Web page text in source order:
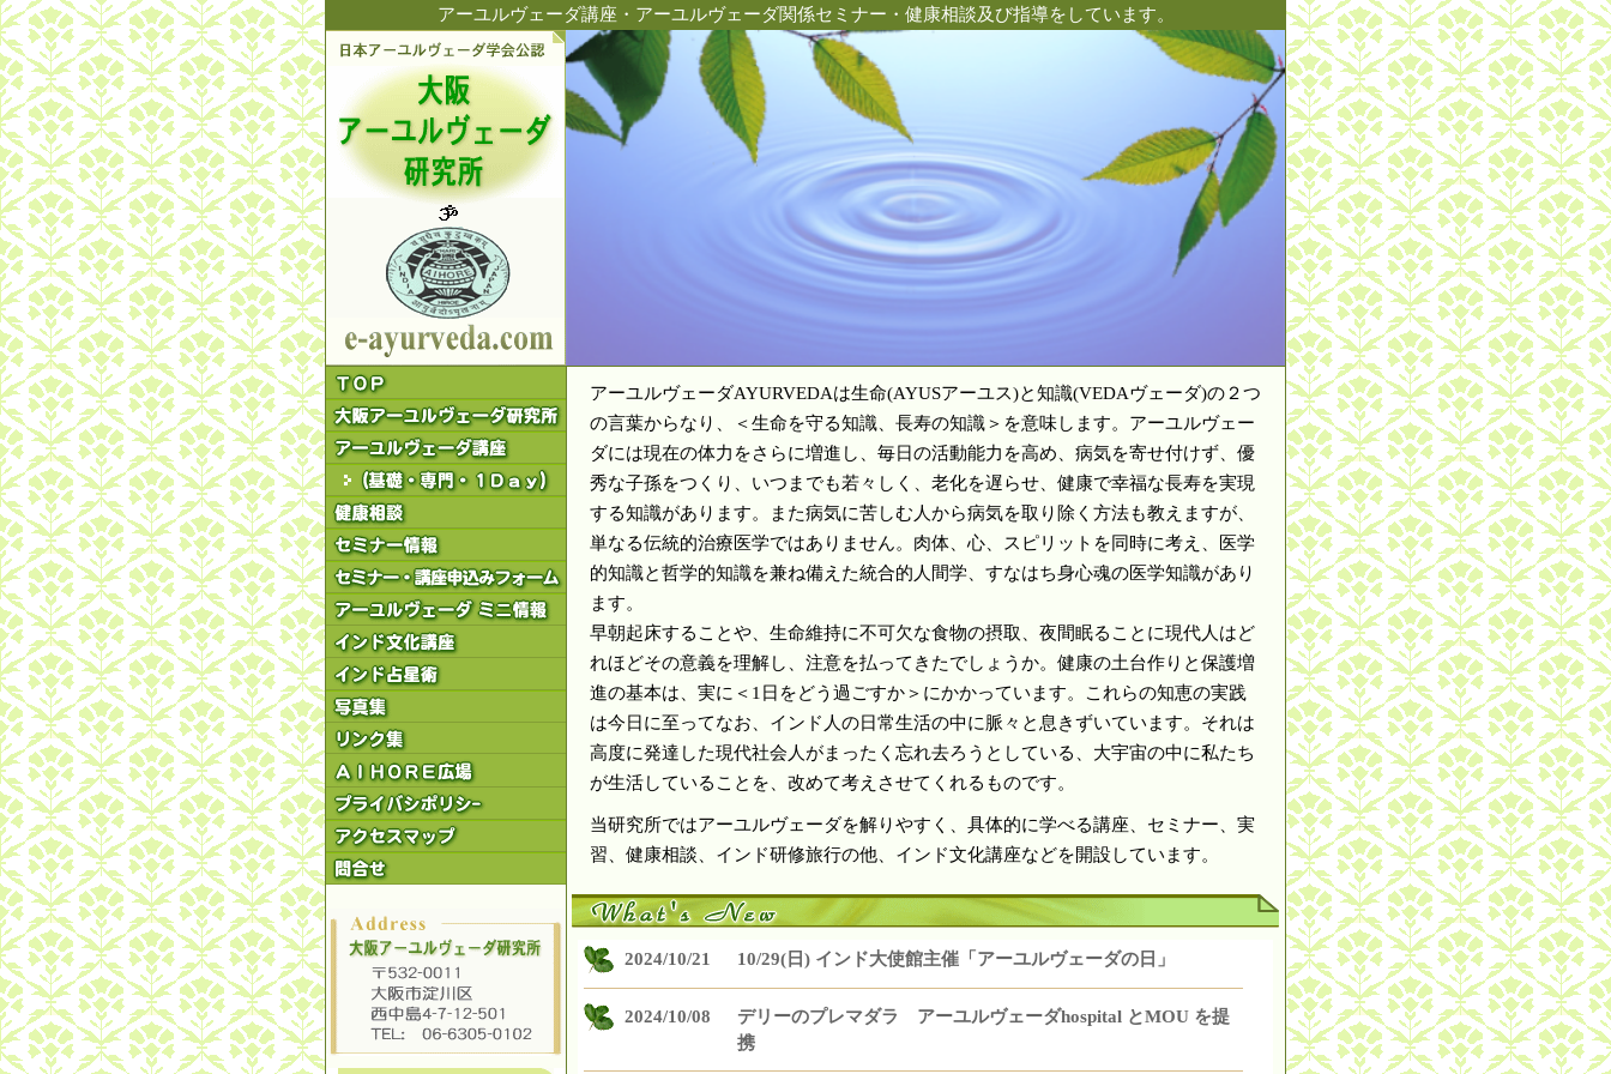
アーユルヴェーダ講座・アーユルヴェーダ関係セミナー・健康相談及び指導をしています。
アーユルヴェーダAYURVEDAは生命(AYUSアーユス)と知識(VEDAヴェーダ)の２つ
の言葉からなり、＜生命を守る知識、長寿の知識＞を意味します。アーユルヴェー
ダには現在の体力をさらに増進し、毎日の活動能力を高め、病気を寄せ付けず、優
秀な子孫をつくり、いつまでも若々しく、老化を遅らせ、健康で幸福な長寿を実現
する知識があります。また病気に苦しむ人から病気を取り除く方法も教えますが、
単なる伝統的治療医学ではありません。肉体、心、スピリットを同時に考え、医学
的知識と哲学的知識を兼ね備えた統合的人間学、すなはち身心魂の医学知識があり
ます。
早朝起床することや、生命維持に不可欠な食物の摂取、夜間眠ることに現代人はど
れほどその意義を理解し、注意を払ってきたでしょうか。健康の土台作りと保護増
進の基本は、実に＜1日をどう過ごすか＞にかかっています。これらの知恵の実践
は今日に至ってなお、インド人の日常生活の中に脈々と息きずいています。それは
高度に発達した現代社会人がまったく忘れ去ろうとしている、大宇宙の中に私たち
が生活していることを、改めて考えさせてくれるものです。
当研究所ではアーユルヴェーダを解りやすく、具体的に学べる講座、セミナー、実
習、健康相談、インド研修旅行の他、インド文化講座などを開設しています。